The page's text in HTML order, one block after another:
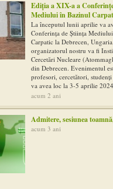
Ediţia a XIX-a a
Mediului în Bazinul
La începutul lunii aprilie va
Conferinţa de Ştiinţa
Carpatic la Debrecen,
organizatorul nostru va fi
Cercetări Nucleare
din Debrecen. Evenimentul
profesori, cercetători,
va avea loc la 3-5 aprilie
acum 2 ani
Admitere, sesiunea
acum 3 ani